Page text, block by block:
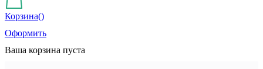
Корзина()
Оформить
Ваша корзина пуста